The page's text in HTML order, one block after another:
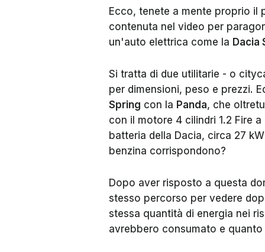
Ecco, tenete a mente proprio il
contenuta nel video per
un'auto elettrica come la Dacia
Si tratta di due utilitarie - o
per dimensioni, peso e prezzi.
Spring con la Panda, che
con il motore 4 cilindri 1.2 Fire
batteria della Dacia, circa 27
benzina corrispondono?
Dopo aver risposto a questa
stesso percorso per vedere
stessa quantità di energia nei
avrebbero consumato e